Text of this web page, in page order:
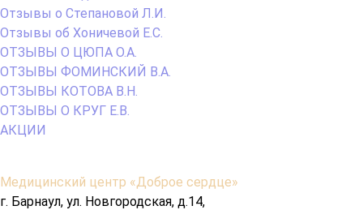
Отзывы о Степановой Л.И.
Отзывы об Хоничевой Е.С.
ОТЗЫВЫ О ЦЮПА О.А.
ОТЗЫВЫ ФОМИНСКИЙ В.А.
ОТЗЫВЫ КОТОВА В.Н.
ОТЗЫВЫ О КРУГ Е.В.
АКЦИИ
Содержимое
подвала
Медицинский центр «Доброе сердце»
г. Барнаул, ул. Новгородская, д.14,